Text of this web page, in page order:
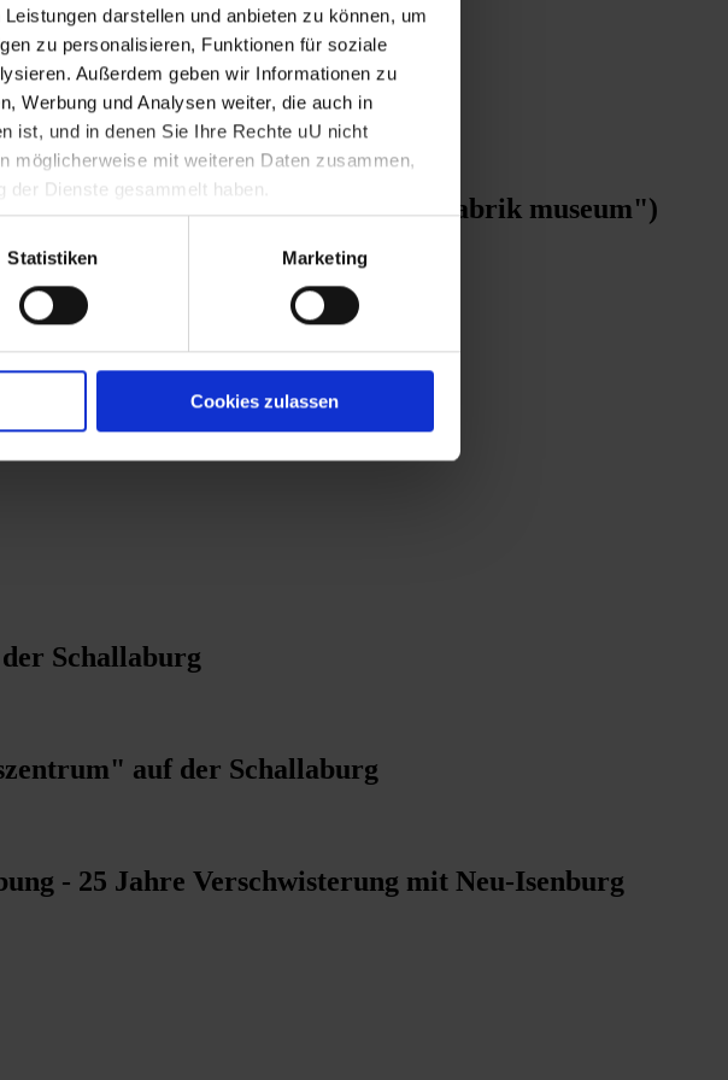
darstellen und anbieten zu können, um
zu personalisieren, Funktionen für soziale
Außerdem geben wir Informationen zu
Werbung und Analysen weiter, die auch in
ist, und in denen Sie Ihre Rechte uU nicht
möglicherweise mit weiteren Daten zusammen,
Dienste gesammelt haben.
Statistiken Marketing
Cookies zulassen
in Oberwaltersdorf ("bettfedernfabrik museum")
Schallaburg
auf der Schallaburg
- 25 Jahre Verschwisterung mit Neu-Isenburg